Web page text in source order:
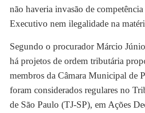
não haveria invasão de
Executivo nem ilegalidade na
Segundo o procurador Márcio
há projetos de ordem tributária
membros da Câmara Municipal de
foram considerados regulares no
de São Paulo (TJ-SP), em Ações